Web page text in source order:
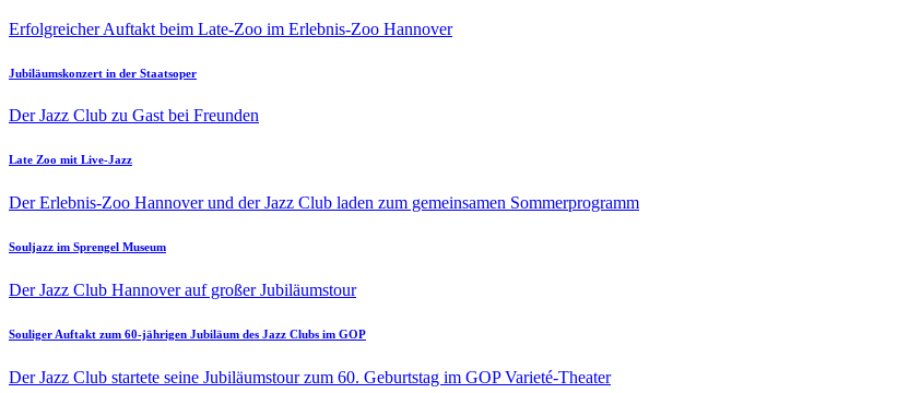
Erfolgreicher Auftakt beim Late-Zoo im Erlebnis-Zoo Hannover
Jubiläumskonzert in der Staatsoper
Der Jazz Club zu Gast bei Freunden
Late Zoo mit Live-Jazz
Der Erlebnis-Zoo Hannover und der Jazz Club laden zum gemeinsamen Sommerprogramm
Souljazz im Sprengel Museum
Der Jazz Club Hannover auf großer Jubiläumstour
Souliger Auftakt zum 60-jährigen Jubiläum des Jazz Clubs im GOP
Der Jazz Club startete seine Jubiläumstour zum 60. Geburtstag im GOP Varieté-Theater